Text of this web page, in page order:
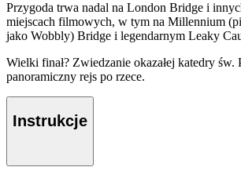
Przygoda trwa nadal na London Bridge i
miejscach filmowych, w tym na Millennium
jako Wobbly) Bridge i legendarnym Leaky
Wielki finał? Zwiedzanie okazałej katedry św.
panoramiczny rejs po rzece.
Instrukcje